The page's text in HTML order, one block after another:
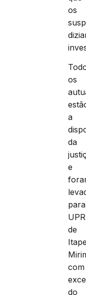
os
os
a
da
e
para
UPR
de
com
do